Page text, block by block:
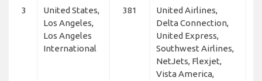
3
United States,
Los Angeles,
Los Angeles
International
381
United Airlines,
Delta Connection,
United Express,
Southwest Airlines,
NetJets, Flexjet,
Vista America,